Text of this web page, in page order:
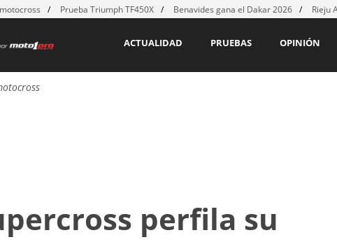
Prueba Triumph TF450X Benavides gana el Dakar 2026 Rieju
OPINIÓN
PRUEBAS
ACTUALIDAD
perfila su